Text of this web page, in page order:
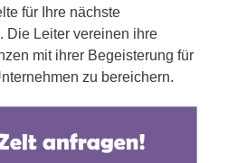
für Ihre nächste
Die Leiter vereinen ihre
mit ihrer Begeisterung für
zu bereichern.